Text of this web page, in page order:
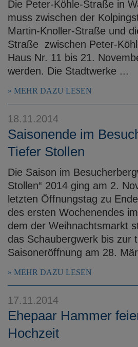
Die Peter-Köhle-Straße in
muss zwischen der
Martin-Knoller-Straße und
Straße zwischen Peter-
Haus Nr. 11 bis 21.
werden. Die Stadtwerke ...
MEHR DAZU LESEN
18.11.2014
Saisonende im
Tiefer Stollen
Die Saison im
Stollen“ 2014 ging am 2.
letzten Öffnungstag zu
des ersten Wochenendes
dem der Weihnachtsmarkt
das Schaubergwerk bis zur
Saisoneröffnung am 28.
MEHR DAZU LESEN
17.11.2014
Ehepaar Hammer
Hochzeit